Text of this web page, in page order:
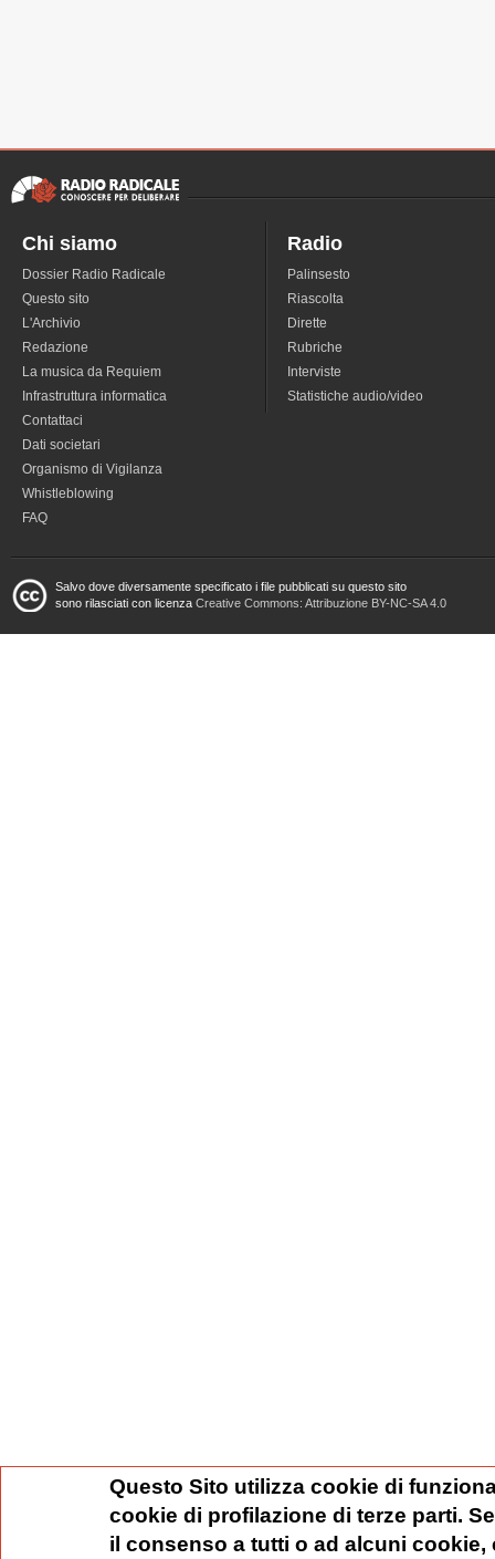
Chi siamo
Dossier Radio Radicale
Questo sito
L'Archivio
Redazione
La musica da Requiem
Infrastruttura informatica
Contattaci
Dati societari
Organismo di Vigilanza
Whistleblowing
FAQ
Radio
Palinsesto
Riascolta
Dirette
Rubriche
Interviste
Statistiche audio/video
Salvo dove diversamente specificato i file pubblicati su questo sito
sono rilasciati con licenza Creative Commons: Attribuzione BY-NC-SA 4.0
Questo Sito utilizza cookie di
cookie di profilazione di terze parti.
il consenso a tutti o ad alcuni